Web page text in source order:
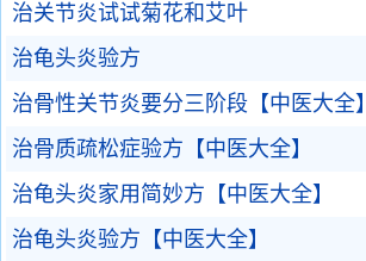
治关节炎试试菊花和艾叶
治龟头炎验方
治骨性关节炎要分三阶段【中医大全】
治骨质疏松症验方【中医大全】
治龟头炎家用简妙方【中医大全】
治龟头炎验方【中医大全】